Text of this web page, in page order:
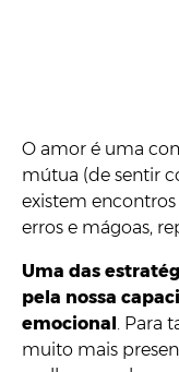
O amor é uma
mútua (de sentir
existem encontros
erros e mágoas,
Uma das
pela nossa
emocional. Para
muito mais